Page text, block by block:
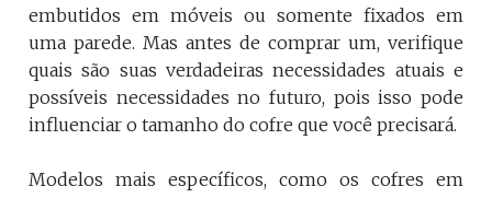
embutidos em móveis ou somente fixados em
uma parede. Mas antes de comprar um, verifique
quais são suas verdadeiras necessidades atuais e
possíveis necessidades no futuro, pois isso pode
influenciar o tamanho do cofre que você precisará.
Modelos mais específicos, como os cofres em